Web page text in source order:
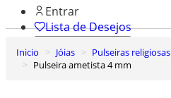
Entrar
Lista de Desejos
0
Carrinho de Compras
Inicio Jóias Pulseiras religiosas
Pulseira ametista 4 mm